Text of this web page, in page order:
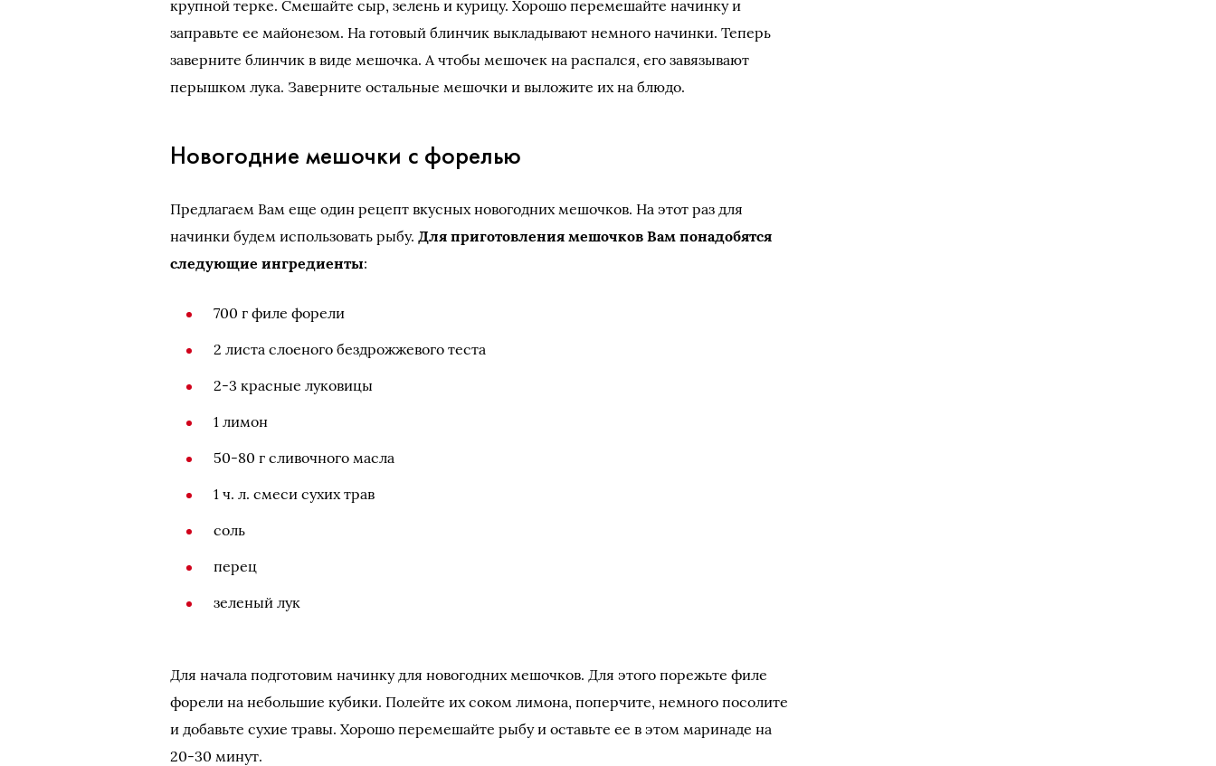
крупной терке. Смешайте сыр, зелень и курицу. Хорошо перемешайте начинку и
заправьте ее майонезом. На готовый блинчик выкладывают немного начинки. Теперь
заверните блинчик в виде мешочка. А чтобы мешочек на распался, его завязывают
перышком лука. Заверните остальные мешочки и выложите их на блюдо.
Новогодние мешочки с форелью
Предлагаем Вам еще один рецепт вкусных новогодних мешочков. На этот раз для
начинки будем использовать рыбу.Для приготовления мешочков Вам понадобятся
следующие ингредиенты:
700 г филе форели
2 листа слоеного бездрожжевого теста
2-3 красные луковицы
1 лимон
50-80 г сливочного масла
1 ч. л. смеси сухих трав
соль
перец
зеленый лук
Для начала подготовим начинку для новогодних мешочков. Для этого порежьте филе
форели на небольшие кубики. Полейте их соком лимона, поперчите, немного посолите
и добавьте сухие травы. Хорошо перемешайте рыбу и оставьте ее в этом маринаде на
20-30 минут.